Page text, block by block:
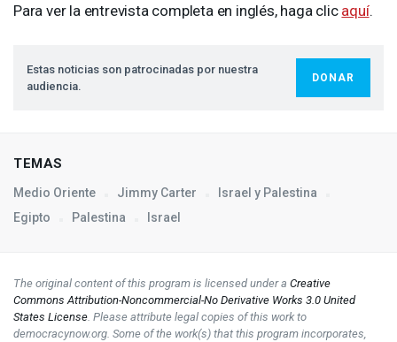
Para ver la entrevista completa en inglés, haga clic aquí.
Estas noticias son patrocinadas por nuestra
audiencia.
DONAR
TEMAS
Medio Oriente Jimmy Carter
Israel y Palestina
Egipto
Palestina Israel
The original content of this program is licensed under a Creative
Commons Attribution-Noncommercial-No Derivative Works 3.0 United
States License . Please attribute legal copies of this work to
democracynow.org. Some of the work(s) that this program incorporates,